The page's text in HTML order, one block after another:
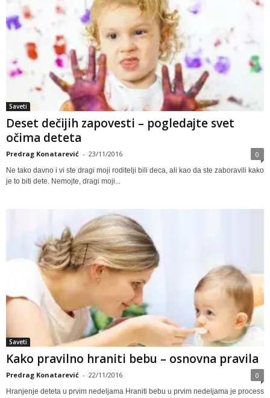
Saveti
Deset dečijih zapovesti – pogledajte svet
očima deteta
Predrag Konatarević - 23/11/2016 0
Ne tako davno i vi ste dragi moji roditelji bili deca, ali kao da ste zaboravili kako
je to biti dete. Nemojte, dragi moji...
Saveti
Kako pravilno hraniti bebu – osnovna pravila
Predrag Konatarević - 22/11/2016 0
Hranjenje deteta u prvim nedeljama Hraniti bebu u prvim nedeljama je process